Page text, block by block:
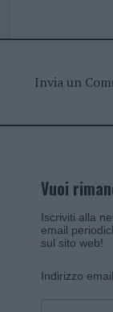
Invia un
Vuoi
Iscriviti alla
email
sul sito web!
Indirizzo email